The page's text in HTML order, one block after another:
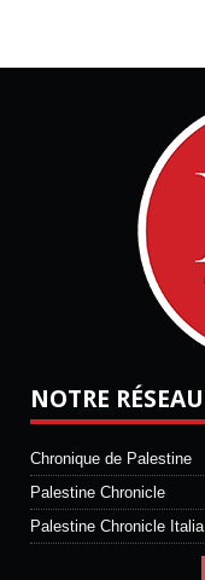
NOTRE RÉSEAU
Chronique de Palestine
Palestine Chronicle
Palestine Chronicle Italia